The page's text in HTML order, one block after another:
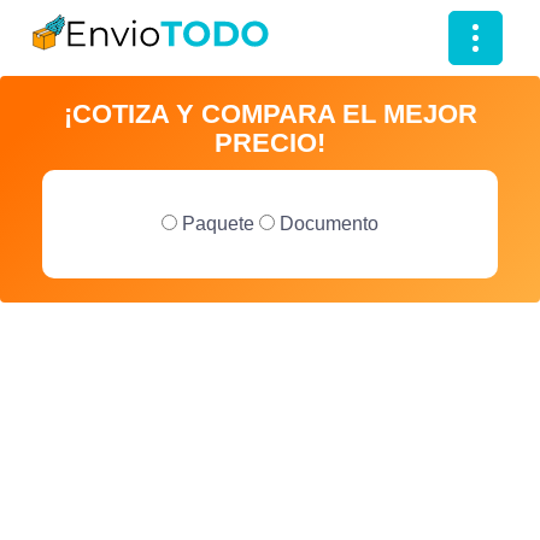
T
o
g
¡COTIZA Y COMPARA EL MEJOR
PRECIO!
Paquete Documento